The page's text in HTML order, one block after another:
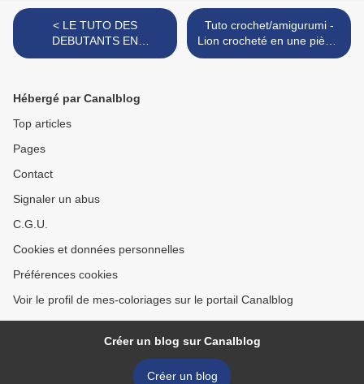
< LE TUTO DES
DEBUTANTS EN
AMIGURUMIS - VERSION
Tuto crochet/amigurumi -
Lion crocheté en une pièce,
sans coutures - crochet
Hébergé par Canalblog
Top articles
Pages
Contact
Signaler un abus
C.G.U.
Cookies et données personnelles
Préférences cookies
Voir le profil de mes-coloriages sur le portail Canalblog
Créer un blog sur Canalblog
Créer un blog